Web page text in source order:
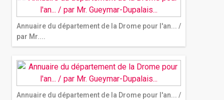
Annuaire du département de la Drome pour l'an... /
par Mr....
Annuaire du département de la Drome pour l'an... /